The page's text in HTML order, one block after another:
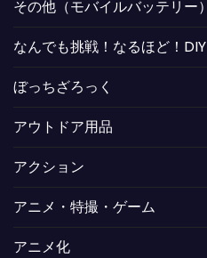
その他（モバイルバッテリー）
なんでも挑戦！なるほど！DIY
ぼっちざろっく
アウトドア用品
アクション
アニメ・特撮・ゲーム
アニメ化